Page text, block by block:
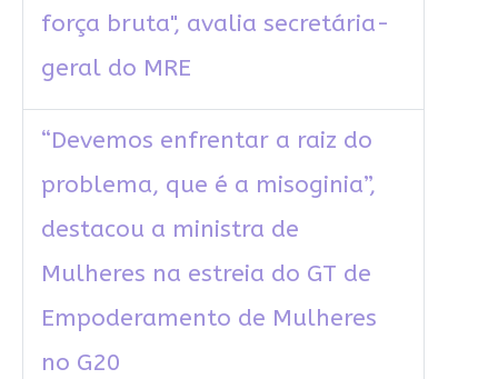
força bruta", avalia secretária-
geral do MRE
“Devemos enfrentar a raiz do
problema, que é a misoginia”,
destacou a ministra de
Mulheres na estreia do GT de
Empoderamento de Mulheres
no G20